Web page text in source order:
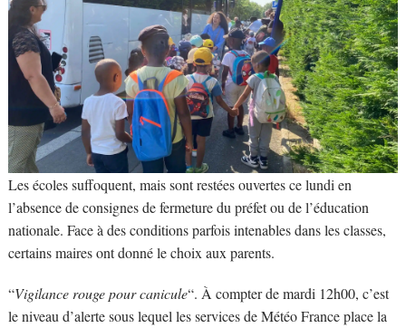
Les écoles suffoquent, mais sont restées ouvertes ce lundi en
l’absence de consignes de fermeture du préfet ou de l’éducation
nationale. Face à des conditions parfois intenables dans les classes,
certains maires ont donné le choix aux parents.
“Vigilance rouge pour canicule“. À compter de mardi 12h00, c’est
le niveau d’alerte sous lequel les services de Météo France place la